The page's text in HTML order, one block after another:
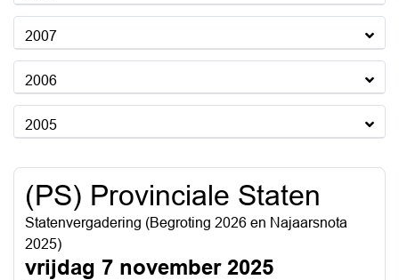
2007
2006
2005
(PS) Provinciale Staten
Statenvergadering (Begroting 2026 en Najaarsnota
2025)
vrijdag 7 november 2025